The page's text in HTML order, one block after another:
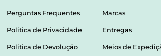
Perguntas Frequentes
Política de Privacidade
Política de Devolução
Marcas
Entregas
Meios de